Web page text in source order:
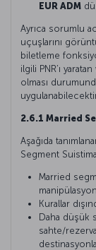
EUR ADM
Ayrıca sorumlu
uçuşlarını
biletleme
ilgili PNR’ı
olması
2.6.1 Married
Aşağıda
Segment
Married
Kurallar
Daha düşük
sahte/